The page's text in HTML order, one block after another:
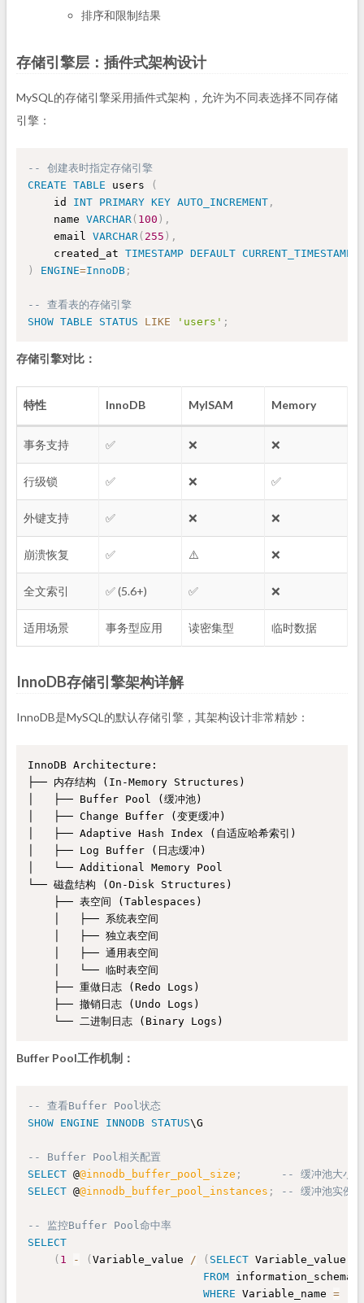
排序和限制结果
存储引擎层：插件式架构设计
MySQL的存储引擎采用插件式架构，允许为不同表选择不同存储
引擎：
-- 创建表时指定存储引擎
CREATE TABLE users
(
    id
INT PRIMARY KEY AUTO_INCREMENT ,
    name
VARCHAR( 100 ) ,
    email
VARCHAR( 255 ) ,
    created_at
TIMESTAMP DEFAULT CURRENT_TIMESTAMP
)
ENGINE=InnoDB ;
-- 查看表的存储引擎
SHOW TABLE STATUS LIKE 'users' ;
存储引擎对比：
特性 InnoDB MyISAM Memory
事务支持 ✅ ❌ ❌
行级锁 ✅ ❌ ✅
外键支持 ✅ ❌ ❌
崩溃恢复 ✅ ⚠️ ❌
全文索引 ✅ (5.6+) ✅ ❌
适用场景 事务型应用 读密集型 临时数据
InnoDB存储引擎架构详解
InnoDB是MySQL的默认存储引擎，其架构设计非常精妙：
InnoDB Architecture:
├── 内存结构 (In-Memory Structures)
│   ├── Buffer Pool (缓冲池)
│   ├── Change Buffer (变更缓冲)
│   ├── Adaptive Hash Index (自适应哈希索引)
│   ├── Log Buffer (日志缓冲)
│   └── Additional Memory Pool
└── 磁盘结构 (On-Disk Structures)
    ├── 表空间 (Tablespaces)
    │   ├── 系统表空间
    │   ├── 独立表空间
    │   ├── 通用表空间
    │   └── 临时表空间
    ├── 重做日志 (Redo Logs)
    ├── 撤销日志 (Undo Logs)
Buffer Pool工作机制：
-- 查看Buffer Pool状态
SHOW ENGINE INNODB STATUS\G
-- Buffer Pool相关配置
SELECT @@innodb_buffer_pool_size ;
-- 缓冲池大小
SELECT @@innodb_buffer_pool_instances ; -- 缓冲池实例数
-- 监控Buffer Pool命中率
SELECT
( 1 - ( Variable_value / ( SELECT Variable_value
FROM information_schema
WHERE Variable_name =